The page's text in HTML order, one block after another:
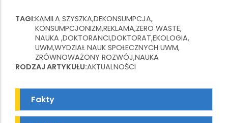
TAGI KAMILA SZYSZKA DEKONSUMPCJA
KONSUMPCJONIZM REKLAMA ZERO WASTE
NAUKA DOKTORANCI DOKTORAT EKOLOGIA
UWM WYDZIAŁ NAUK SPOŁECZNYCH UWM
ZRÓWNOWAŻONY ROZWÓJ NAUKA
RODZAJ ARTYKUŁU AKTUALNOŚCI
Fakty